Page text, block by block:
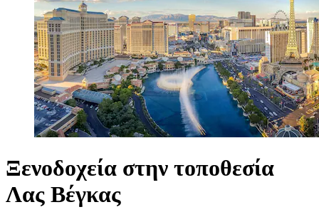
Ξενοδοχεία στην τοποθεσία
Λας Βέγκας